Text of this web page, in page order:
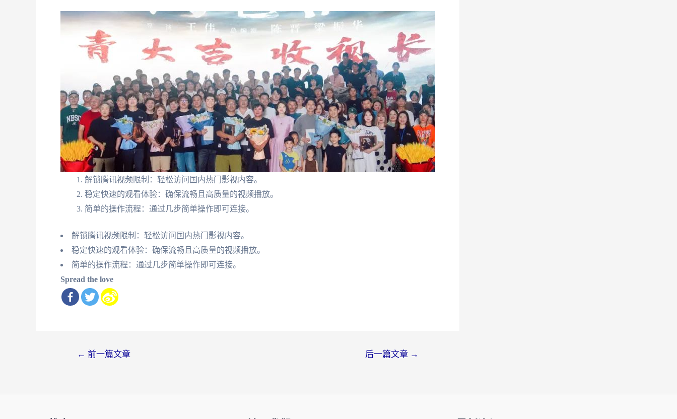
解锁腾讯视频限制：轻松访问国内热门影视内容。
稳定快速的观看体验：确保流畅且高质量的视频播放。
简单的操作流程：通过几步简单操作即可连接。
解锁腾讯视频限制：轻松访问国内热门影视内容。
稳定快速的观看体验：确保流畅且高质量的视频播放。
简单的操作流程：通过几步简单操作即可连接。
Spread the love
← 前一篇文章 后一篇文章 →